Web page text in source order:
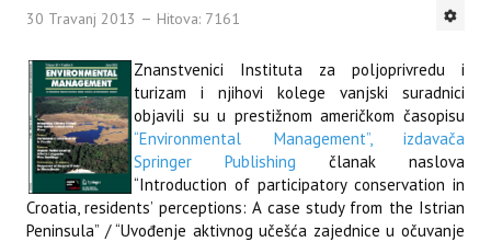
30 Travanj 2013 Hitova: 7161
Znanstvenici Instituta za poljoprivredu i
turizam i njihovi kolege vanjski suradnici
objavili su u prestižnom američkom časopisu
“Environmental Management”, izdavača
Springer Publishing članak naslova
“Introduction of participatory conservation in
Croatia, residents’ perceptions: A case study from the Istrian
Peninsula” / “Uvođenje aktivnog učešća zajednice u očuvanje